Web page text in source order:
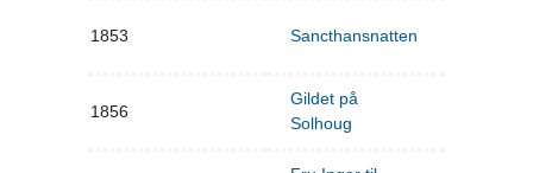
1853 Sancthansnatten
1856
Gildet på
Solhoug